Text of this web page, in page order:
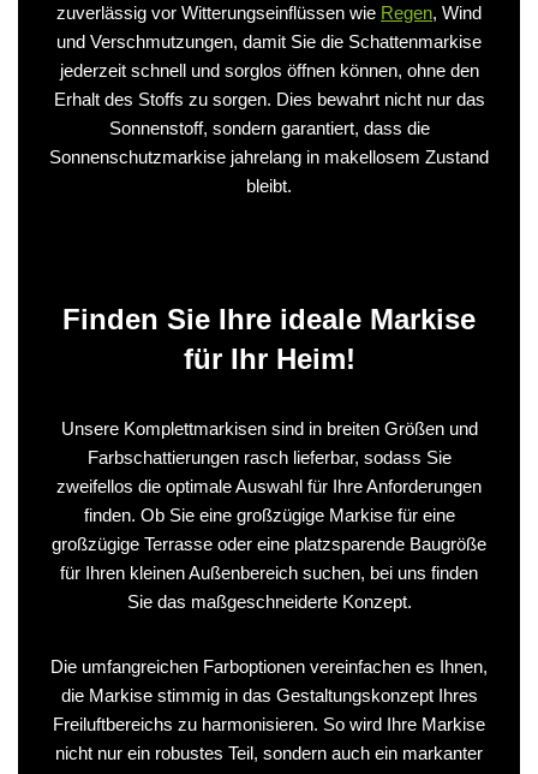
zuverlässig vor Witterungseinflüssen wie Regen, Wind
und Verschmutzungen, damit Sie die Schattenmarkise
jederzeit schnell und sorglos öffnen können, ohne den
Erhalt des Stoffs zu sorgen. Dies bewahrt nicht nur das
Sonnenstoff, sondern garantiert, dass die
Sonnenschutzmarkise jahrelang in makellosem Zustand
bleibt.
Finden Sie Ihre ideale Markise
für Ihr Heim!
Unsere Komplettmarkisen sind in breiten Größen und
Farbschattierungen rasch lieferbar, sodass Sie
zweifellos die optimale Auswahl für Ihre Anforderungen
finden. Ob Sie eine großzügige Markise für eine
großzügige Terrasse oder eine platzsparende Baugröße
für Ihren kleinen Außenbereich suchen, bei uns finden
Sie das maßgeschneiderte Konzept.
Die umfangreichen Farboptionen vereinfachen es Ihnen,
die Markise stimmig in das Gestaltungskonzept Ihres
Freiluftbereichs zu harmonisieren. So wird Ihre Markise
nicht nur ein robustes Teil, sondern auch ein markanter